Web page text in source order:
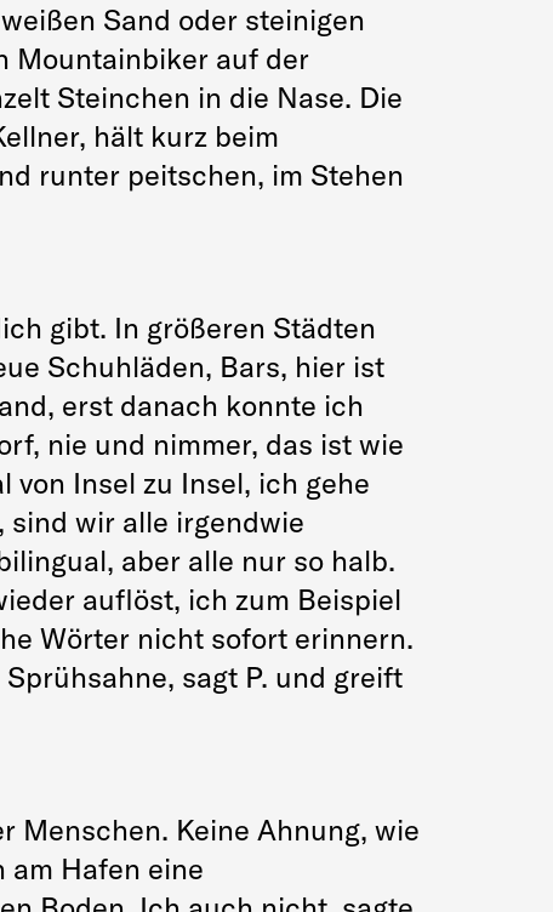
Sand oder steinigen
Mountainbiker auf der
Steinchen in die Nase. Die
hält kurz beim
runter peitschen, im Stehen
gibt. In größeren Städten
Schuhläden, Bars, hier ist
erst danach konnte ich
nie und nimmer, das ist wie
von Insel zu Insel, ich gehe
sind wir alle irgendwie
aber alle nur so halb.
auflöst, ich zum Beispiel
Wörter nicht sofort erinnern.
sagt P. und greift
Menschen. Keine Ahnung, wie
am Hafen eine